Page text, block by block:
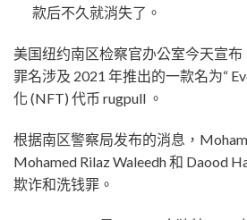
款后不久就消失了。
美国纽约南区检察官办公室今天宣布
罪名涉及 2021 年推出的一款名为“
化 (NFT) 代币 rugpull 。
根据南区警察局发布的消息，
Mohamed Rilaz Waleedh 和 Daood
欺诈和洗钱罪。